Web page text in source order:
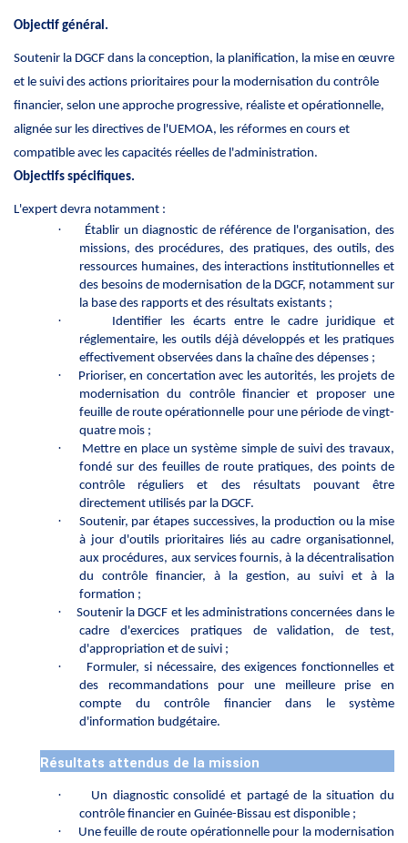
Objectif général.
Soutenir la DGCF dans la conception, la planification, la mise en œuvre
et le suivi des actions prioritaires pour la modernisation du contrôle
financier, selon une approche progressive, réaliste et opérationnelle,
alignée sur les directives de l'UEMOA, les réformes en cours et
compatible avec les capacités réelles de l'administration.
Objectifs spécifiques.
L'expert devra notamment :
·
Établir un diagnostic de référence de l'organisation, des
missions, des procédures, des pratiques, des outils, des
ressources humaines, des interactions institutionnelles et
des besoins de modernisation de la DGCF, notamment sur
la base des rapports et des résultats existants ;
·
Identifier les écarts entre le cadre juridique et
réglementaire, les outils déjà développés et les pratiques
effectivement observées dans la chaîne des dépenses ;
·
Prioriser, en concertation avec les autorités, les projets de
modernisation du contrôle financier et proposer une
feuille de route opérationnelle pour une période de vingt-
quatre mois ;
·
Mettre en place un système simple de suivi des travaux,
fondé sur des feuilles de route pratiques, des points de
contrôle réguliers et des résultats pouvant être
directement utilisés par la DGCF.
·
Soutenir, par étapes successives, la production ou la mise
à jour d'outils prioritaires liés au cadre organisationnel,
aux procédures, aux services fournis, à la décentralisation
du contrôle financier, à la gestion, au suivi et à la
formation ;
·
Soutenir la DGCF et les administrations concernées dans le
cadre d'exercices pratiques de validation, de test,
d'appropriation et de suivi ;
·
Formuler, si nécessaire, des exigences fonctionnelles et
des recommandations pour une meilleure prise en
compte du contrôle financier dans le système
d'information budgétaire.
Résultats attendus de la mission
·
Un diagnostic consolidé et partagé de la situation du
contrôle financier en Guinée-Bissau est disponible ;
·
Une feuille de route opérationnelle pour la modernisation